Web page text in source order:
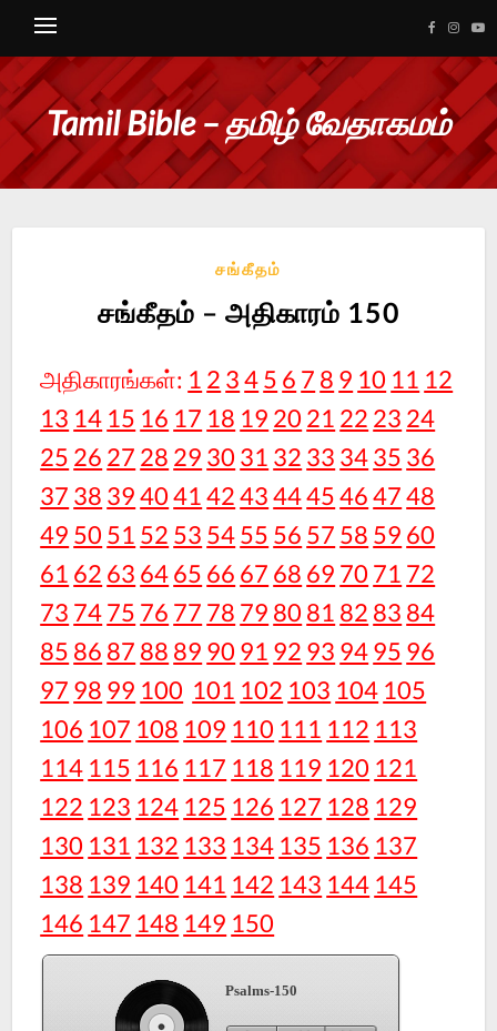
Tamil Bible – தமிழ் வேதாகமம்
சங்கீதம்
சங்கீதம் – அதிகாரம் 150
அதிகாரங்கள்: 1 2 345 6 7 8 9 10 11 12
13 14 15 16 17 18 19 20 21 22 23 24
25 26 27 28 29 30 31 32 33 3435 36
37 38 39404142434445464748
49 50 51 52 53 5455 56 57 58 59 60
61 62 63 6465 66 67 68 69 70 71 72
73 7475 76 77 78 79 80 81 82 83 84
85 86 87 88 89 90 91 92 93 9495 96
97 98 99 100 101 102 103 104 105
106 107 108 109 110 111 112 113
114 115 116 117 118 119 120 121
122 123 124 125 126 127 128 129
130 131 132 133 134 135 136 137
138 139 140 141 142 143 144 145
146 147 148 149 150
Psalms-150